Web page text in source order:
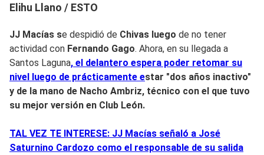
Elihu Llano / ESTO
JJ Macías se despidió de Chivas luego de no tener
actividad con Fernando Gago. Ahora, en su llegada a
Santos Laguna, el delantero espera poder retomar su
nivel luego de prácticamente estar "dos años inactivo"
y de la mano de Nacho Ambriz, técnico con el que tuvo
su mejor versión en Club León.
TAL VEZ TE INTERESE: JJ Macías señaló a José
Saturnino Cardozo como el responsable de su salida